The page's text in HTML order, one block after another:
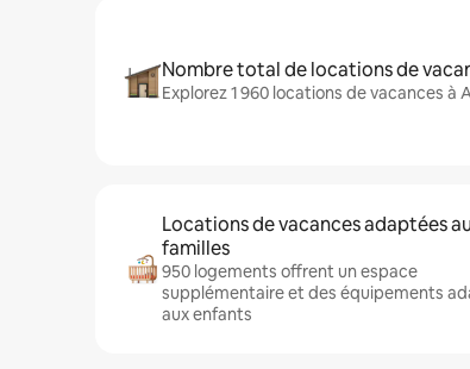
Nombre total de locations de
Explorez 1 960 locations de vacances à
Locations de vacances adaptées
familles
950 logements offrent un espace
supplémentaire et des équipements
aux enfants